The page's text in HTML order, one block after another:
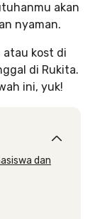
akan
nyaman.
atau kost di
di Rukita.
ini, yuk!
dan